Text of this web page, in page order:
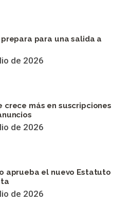
prepara para una salida a
de 2026
crece más en suscripciones
de 2026
aprueba el nuevo Estatuto
de 2026